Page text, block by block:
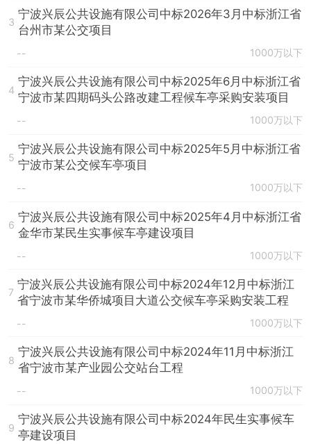
3
宁波兴辰公共设施有限公司中标2026年3月中标浙江省
台州市某公交项目
-- 1000万以下
4
宁波兴辰公共设施有限公司中标2025年6月中标浙江省
宁波市某四期码头公路改建工程候车亭采购安装项目
-- 1000万以下
5
宁波兴辰公共设施有限公司中标2025年5月中标浙江省
宁波市某公交候车亭项目
-- 1000万以下
6
宁波兴辰公共设施有限公司中标2025年4月中标浙江省
金华市某民生实事候车亭建设项目
-- 1000万以下
7
宁波兴辰公共设施有限公司中标2024年12月中标浙江
省宁波市某华侨城项目大道公交候车亭采购安装工程
-- 1000万以下
8
宁波兴辰公共设施有限公司中标2024年11月中标浙江
省宁波市某产业园公交站台工程
-- 1000万以下
9
宁波兴辰公共设施有限公司中标2024年民生实事候车
亭建设项目